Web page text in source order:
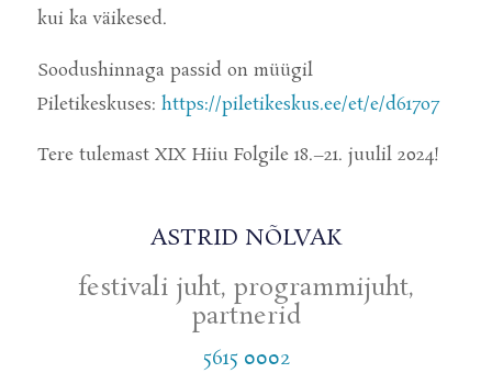
kui ka väikesed.
Soodushinnaga passid on müügil
Piletikeskuses: https://piletikeskus.ee/et/e/d617o7
Tere tulemast XIX Hiiu Folgile 18.–21. juulil 2024!
ASTRID NÕLVAK
festivali juht, programmijuht,
partnerid
5615 0002